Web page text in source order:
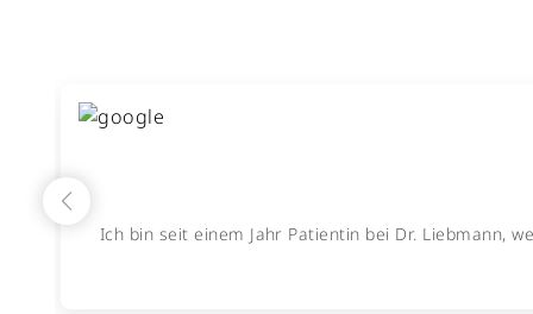
Ich bin seit einem Jahr Patientin bei Dr. Liebmann,